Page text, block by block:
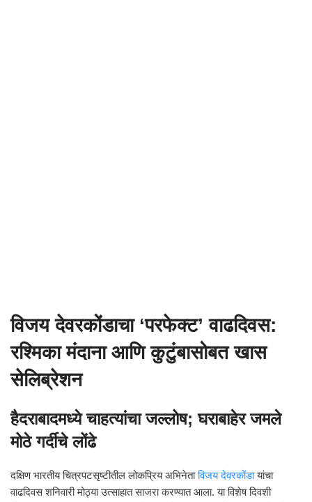
विजय देवरकोंडाचा ‘परफेक्ट’ वाढदिवस:
रश्मिका मंदाना आणि कुटुंबासोबत खास
सेलिब्रेशन
हैदराबादमध्ये चाहत्यांचा जल्लोष; घराबाहेर जमले
मोठे गर्दीचे लोंढे
दक्षिण भारतीय चित्रपटसृष्टीतील लोकप्रिय अभिनेताविजय देवरकोंडायांचा
वाढदिवस शनिवारी मोठ्या उत्साहात साजरा करण्यात आला. या विशेष दिवशी